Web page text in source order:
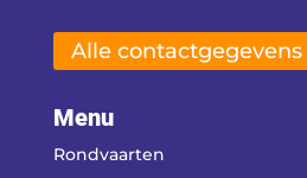
Alle contactgegevens
Menu
Rondvaarten